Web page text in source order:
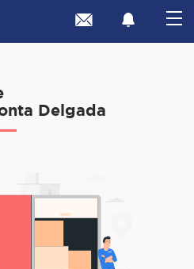
Delgada